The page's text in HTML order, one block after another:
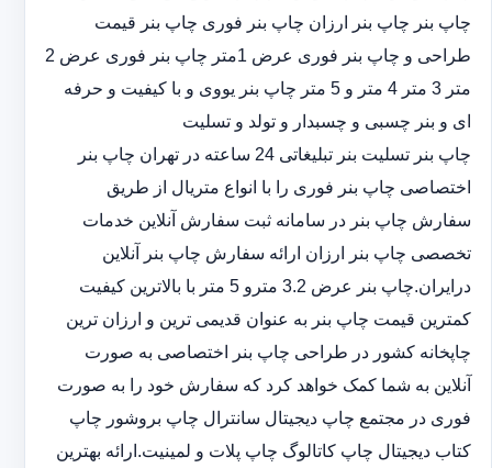
چاپ بنر چاپ بنر ارزان چاپ بنر فوری چاپ بنر قیمت
طراحی و چاپ بنر فوری عرض 1متر چاپ بنر فوری عرض 2
متر 3 متر 4 متر و 5 متر چاپ بنر یووی و با کیفیت و حرفه
ای و بنر چسبی و چسبدار و تولد و تسلیت
چاپ بنر تسلیت بنر تبلیغاتی 24 ساعته در تهران چاپ بنر
اختصاصی چاپ بنر فوری را با انواع متریال از طریق
سفارش چاپ بنر در سامانه ثبت سفارش آنلاین خدمات
تخصصی چاپ بنر ارزان ارائه سفارش چاپ بنر آنلاین
درایران.چاپ بنر عرض 3.2 مترو 5 متر با بالاترین کیفیت
کمترین قیمت چاپ بنر به عنوان قدیمی ترین و ارزان ترین
چاپخانه کشور در طراحی چاپ بنر اختصاصی به صورت
آنلاین به شما کمک خواهد کرد که سفارش خود را به صورت
فوری در مجتمع چاپ دیجیتال سانترال چاپ بروشور چاپ
کتاب دیجیتال چاپ کاتالوگ چاپ پلات و لمینیت.ارائه بهترین